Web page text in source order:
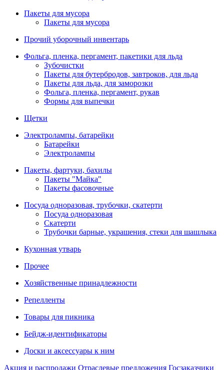
Пакеты для мусора
Пакеты для мусора
Прочий уборочный инвентарь
Фольга, пленка, пергамент, пакетики для льда
Зубочистки
Пакеты для бутербродов, завтроков, для льда
Пакеты для льда, для заморозки
Фольга, пленка, пергамент, рукав
Формы для выпечки
Щетки
Электролампы, батарейки
Батарейки
Электролампы
Пакеты, фартуки, бахилы
Пакеты "Майка"
Пакеты фасовочные
Посуда одноразовая, трубочки, скатерти
Посуда одноразовая
Скатерти
Трубочки барные, украшения, стеки для шашлыка
Кухонная утварь
Прочее
Хозяйственные принадлежности
Репелленты
Товары для пикника
Бейдж-идентификаторы
Доски и аксессуары к ним
Акция и распродажи Отраслевые предложения Госзаказчики